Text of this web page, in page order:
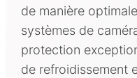
de manière
systèmes de
protection
de refroidissement